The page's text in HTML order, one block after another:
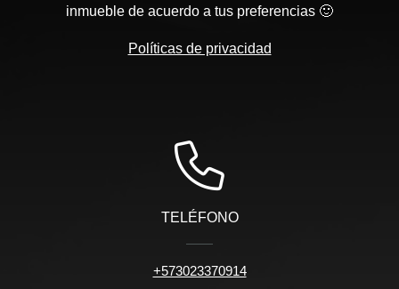
inmueble de acuerdo a tus preferencias 🙂
Políticas de privacidad
TELÉFONO
+573023370914